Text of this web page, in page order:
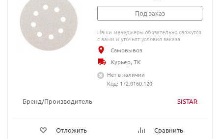
Бренд/Производитель SISTAR
Отложить Сравнить
Под заказ
Наши менеджеры обязательно свяжутся
с вами и уточнят условия заказа
Самовывоз
Курьер, ТК
Нет в наличии
Код: 172.0160.120